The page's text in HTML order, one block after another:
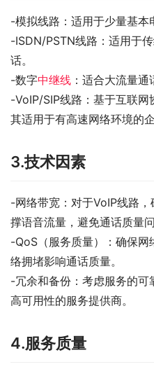
-模拟线路：适用于少量基本
-ISDN/PSTN线路：适用于
话。
-数字中继线 ：适合大流量通
-VoIP/SIP线路：基于互联
其适用于有高速网络环境的企
3.技术因素
-网络带宽：对于VoIP线路
撑语音流量，避免通话质量问
-QoS（服务质量）：确保
络拥堵影响通话质量。
-冗余和备份：考虑服务的
高可用性的服务提供商。
4.服务质量